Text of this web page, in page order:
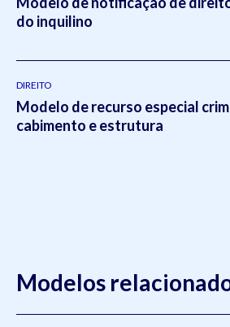
do inquilino
DIREITO
Modelo de recurso especial
cabimento e estrutura
Modelos